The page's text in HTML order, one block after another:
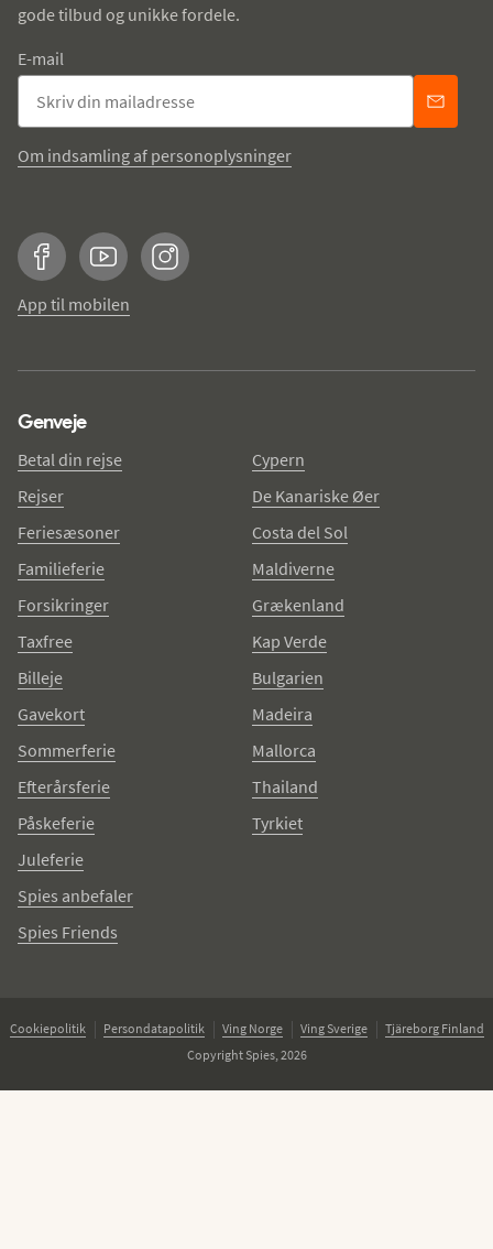
gode tilbud og unikke fordele.
E-mail
Om indsamling af personoplysninger
FacebookYouTubeInstagram
App til mobilen
Genveje
Betal din rejse
Rejser
Feriesæsoner
Familieferie
Forsikringer
Taxfree
Billeje
Gavekort
Sommerferie
Efterårsferie
Påskeferie
Juleferie
Spies anbefaler
Spies Friends
Cypern
De Kanariske Øer
Costa del Sol
Maldiverne
Grækenland
Kap Verde
Bulgarien
Madeira
Mallorca
Thailand
Tyrkiet
Cookiepolitik Persondatapolitik Ving Norge Ving Sverige
Tjäreborg Finland
Copyright Spies, 2026